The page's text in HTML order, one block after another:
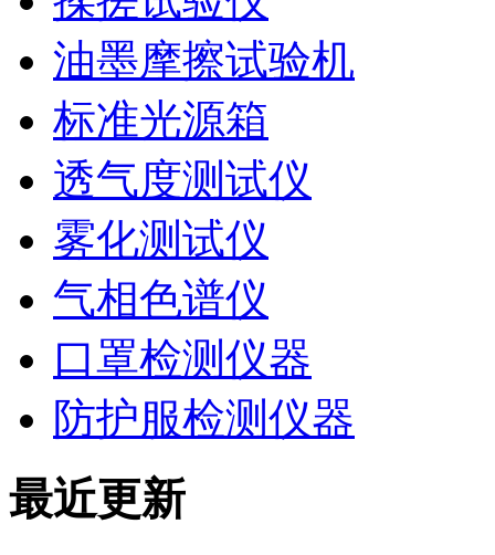
油墨摩擦试验机
标准光源箱
透气度测试仪
雾化测试仪
气相色谱仪
口罩检测仪器
防护服检测仪器
最近更新